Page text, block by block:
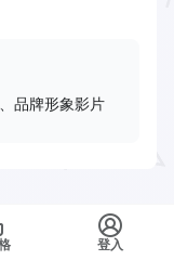
登入
品牌形象影片